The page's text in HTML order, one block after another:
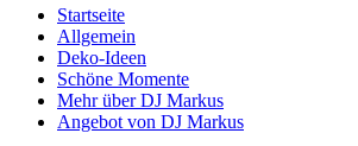
Startseite
Allgemein
Deko-Ideen
Schöne Momente
Mehr über DJ Markus
Angebot von DJ Markus